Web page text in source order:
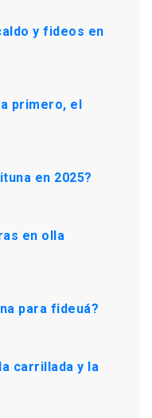
y fideos en
primero, el
en 2025?
en olla
para fideuá?
carrillada y la